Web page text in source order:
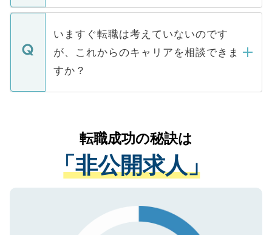
関を公にしてしまうと、応募が殺到する場
に、医療機関が求める条件に合った人材の
みを人材紹介会社に依頼するケースが増え
ています。
定を承諾する必要はありません。内定先へ
の辞退の連絡はキャリアパートナーが行い
個人情報が漏えいすることはありませんの
で、ご安心ください。当サイトからの登録
などで収集したご登録者様の個人情報は、
ご本人のキャリアアップおよび転職活動の
支援を目的に使用いたします。お預かりし
ているすべての個人データはご本人の許可
は、個人情報の取り扱いについての厳密な
管理基準を満たした事業者のみに付与され
る、プライバシーマークを取得済みです。
で、機密保持に関してもご安心ください。
いますぐ転職は考えていないのです
が、これからのキャリアを相談できま
すか？
かがいして、現在の医療機関の状況や紹介
経験をまじえながら、適切なアドバイスを
させていただきます。すぐにご転職をされ
ない方には、長期的なサポートが可能です
ので、まずはご登録ください。
転職成功の秘訣は
「非公開求人」